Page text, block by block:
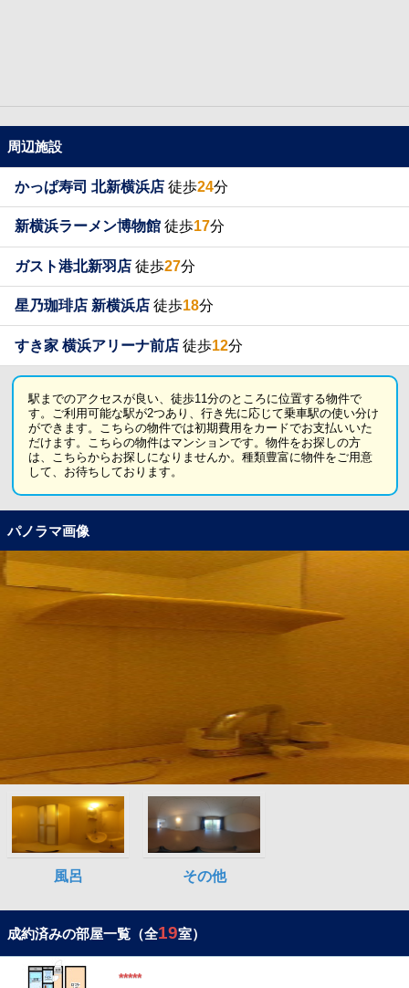
周辺施設
かっぱ寿司 北新横浜店 徒歩24分
新横浜ラーメン博物館 徒歩17分
ガスト港北新羽店 徒歩27分
星乃珈琲店 新横浜店 徒歩18分
すき家 横浜アリーナ前店 徒歩12分
駅までのアクセスが良い、徒歩11分のところに位置する物件で
す。ご利用可能な駅が2つあり、行き先に応じて乗車駅の使い分け
ができます。こちらの物件では初期費用をカードでお支払いいた
だけます。こちらの物件はマンションです。物件をお探しの方
は、こちらからお探しになりませんか。種類豊富に物件をご用意
して、お待ちしております。
パノラマ画像
成約済みの部屋一覧（全19室）
*****